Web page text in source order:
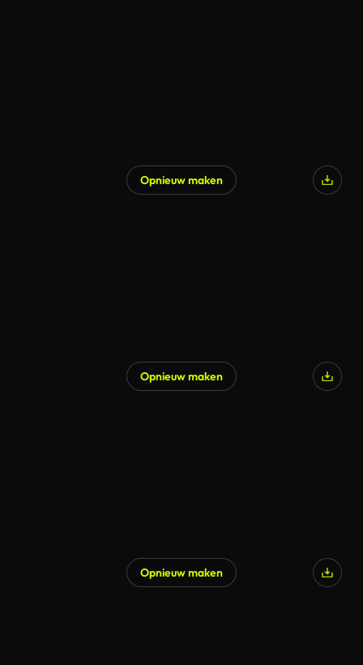
Opnieuw maken
Opnieuw maken
Opnieuw maken